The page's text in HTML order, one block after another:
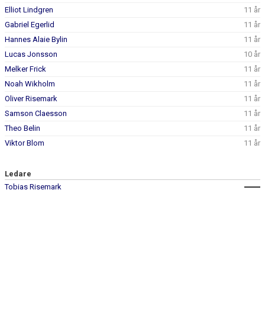
Elliot Lindgren
11 år
Gabriel Egerlid
11 år
Hannes Alaie Bylin
11 år
Lucas Jonsson
10 år
Melker Frick
11 år
Noah Wikholm
11 år
Oliver Risemark
11 år
Samson Claesson
11 år
Theo Belin
11 år
Viktor Blom
11 år
Ledare
Tobias Risemark